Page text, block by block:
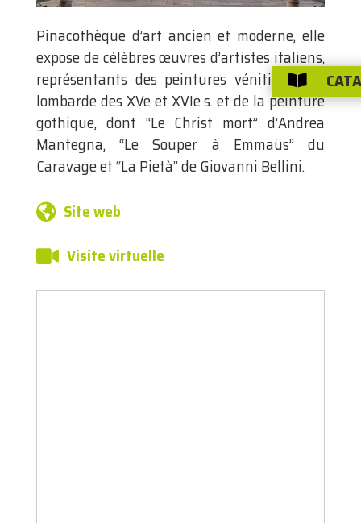
Pinacothèque d’art ancien et moderne, elle
expose de célèbres œuvres d’artistes italiens,
représentants des peintures vénitienne et
lombarde des XVe et XVIe s. et de la peinture
gothique, dont “Le Christ mort” d’Andrea
Mantegna, “Le Souper à Emmaüs” du
Caravage et “La Pietà” de Giovanni Bellini.
Site web
Visite virtuelle
